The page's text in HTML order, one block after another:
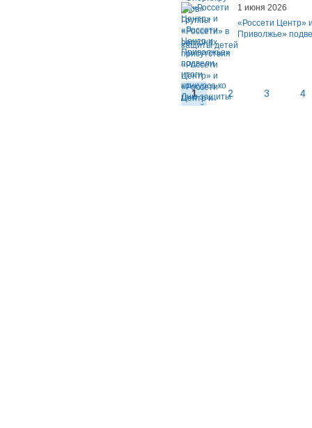
1 июня 2026
«Россети Центр»
Приволжье»
защиты детей
1 2 3 4